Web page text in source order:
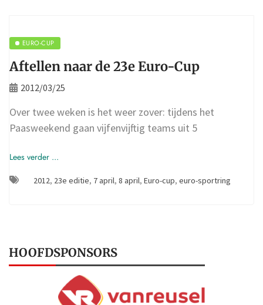
EURO-CUP
Aftellen naar de 23e Euro-Cup
2012/03/25
Over twee weken is het weer zover: tijdens het
Paasweekend gaan vijfenvijftig teams uit 5
Lees verder ...
2012, 23e editie, 7 april, 8 april, Euro-cup, euro-sportring
HOOFDSPONSORS